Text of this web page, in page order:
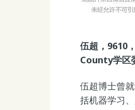
伍超，9610
County学区
伍超博士曾
括机器学习